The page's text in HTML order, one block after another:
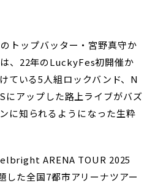
トップバッター・宮野真守か
、22年のLuckyFes初開催か
ている5人組ロックバンド、N
アップした路上ライブがバズ
に知られるようになった生粋
ARENA TOUR 2025
た全国7都市アリーナツアー